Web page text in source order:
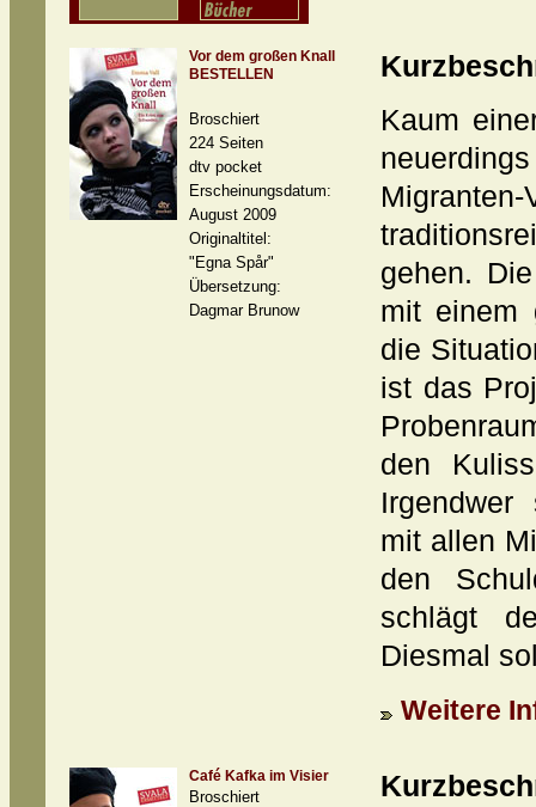
Vor dem großen Knall
BESTELLEN
Broschiert
224 Seiten
dtv pocket
Erscheinungsdatum:
August 2009
Originaltitel:
"Egna Spår"
Übersetzung:
Dagmar Brunow
Kaum
gehen.
mit einem
die
ist das
den
Irgendwer
mit allen
den
schlägt
Diesmal
Weitere
Café Kafka im Visier
Broschiert